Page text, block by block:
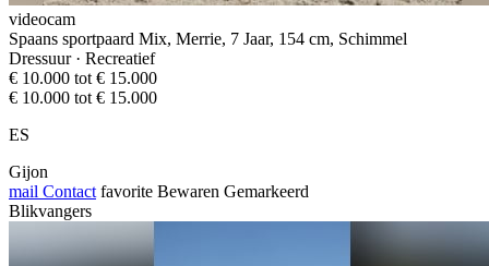
videocam
Spaans sportpaard Mix, Merrie, 7 Jaar, 154 cm, Schimmel
Dressuur · Recreatief
€ 10.000 tot € 15.000
€ 10.000 tot € 15.000
ES
Gijon
mail Contact favorite Bewaren Gemarkeerd
Blikvangers